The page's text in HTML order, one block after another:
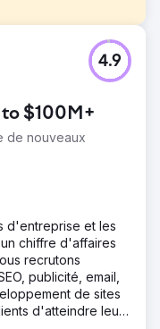
et une équipe
Spine Health and
en termes de
Leurs mots-clés
résultats de
numériques était
axée sur
clés ciblés, la
pour en améliorer
de la visibilité de
d'une autorité en
$100M+
de nouveaux
4.9
d'entreprise et les
chiffre d'affaires
recrutons
publicité, email,
de sites
d'atteindre leurs